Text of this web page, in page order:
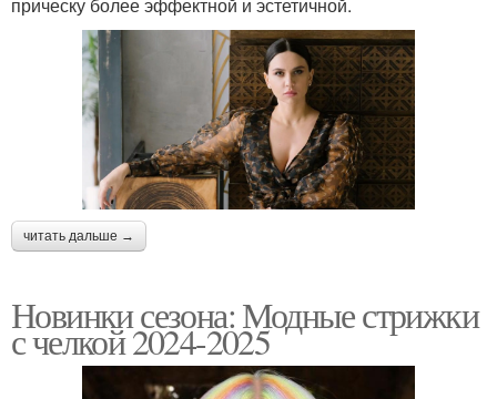
читать дальше →
Новинки сезона: Модные стрижки
с челкой 2024-2025